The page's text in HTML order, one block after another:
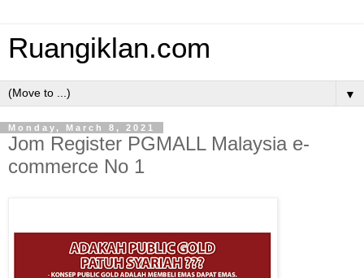
Ruangiklan.com
▼
Monday, March 8, 2021
Jom Register PGMALL Malaysia e-
commerce No 1